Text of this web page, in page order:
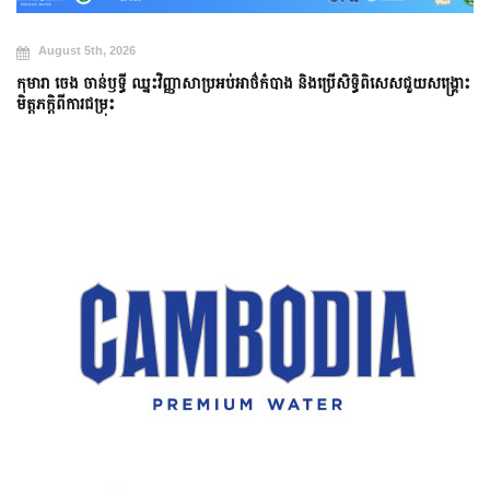
2026
ន់ឫទ្ធី ឈ្នះវិញ្ញាសាប្រអប់អាថ៌កំបាង និងប្រើសិទ្ធិពិសេសជួយសង្គ្រោះ
រុះ
មុខម្ហូបលេចធ្លោ
អាថ៌កំបាំង លើ